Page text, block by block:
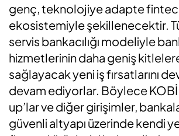
genç, teknolojiye adapte
ekosistemiyle şekillenecektir.
servis bankacılığı modeliyle
hizmetlerinin daha geniş kitlelere
sağlayacak yeni iş fırsatlarını
devam ediyorlar. Böylece
up’lar ve diğer girişimler,
güvenli altyapı üzerinde kendi